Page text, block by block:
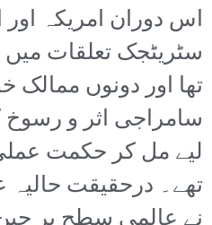
اس دوران امریکہ اور
سٹریٹجک تعلقات میں
تھا اور دونوں
سامراجی اثر و رسوخ
لیے مل کر حکمت
تھے۔ درحقیقت